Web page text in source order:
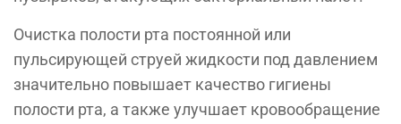
Очистка полости рта постоянной или
пульсирующей струей жидкости под давлением
значительно повышает качество гигиены
полости рта, а также улучшает кровообращение